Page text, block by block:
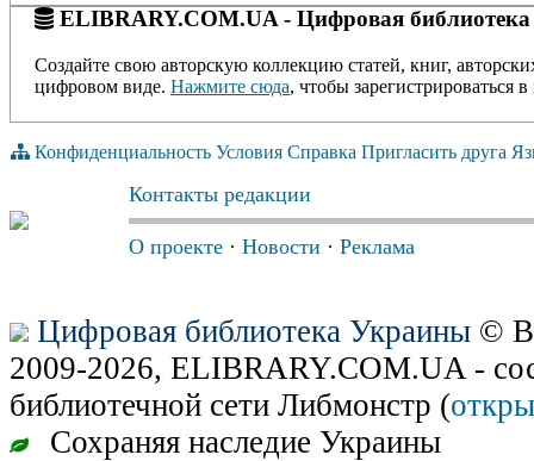
ELIBRARY.COM.UA - Цифровая библиотека
Создайте свою авторскую коллекцию статей, книг,
цифровом виде. Нажмите сюда, чтобы зарегистрироваться в
Конфиденциальность Условия Справка Пригласить друга
Контакты редакции
О проекте · Новости · Реклама
Цифровая библиотека Украины ©
2009-2026, ELIBRARY.COM.UA -
библиотечной сети Либмонстр (
Сохраняя наследие Украины